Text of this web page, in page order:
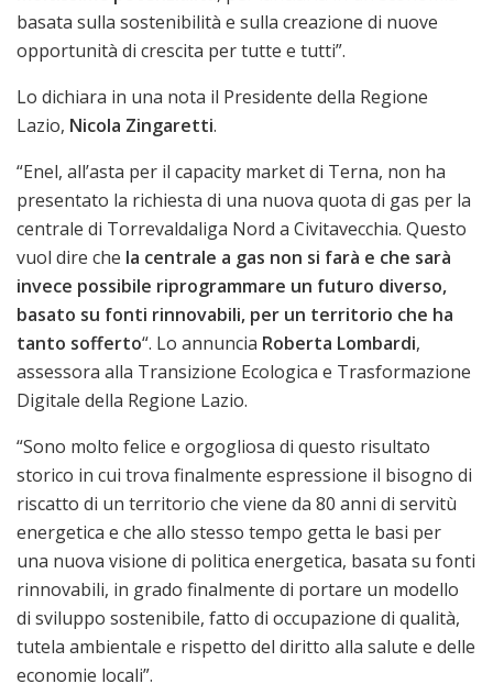
basata sulla sostenibilità e sulla creazione di nuove
opportunità di crescita per tutte e tutti”.
Lo dichiara in una nota il Presidente della Regione
Lazio, Nicola Zingaretti.
“Enel, all’asta per il capacity market di Terna, non ha
presentato la richiesta di una nuova quota di gas per la
centrale di Torrevaldaliga Nord a Civitavecchia. Questo
vuol dire che la centrale a gas non si farà e che sarà
invece possibile riprogrammare un futuro diverso,
basato su fonti rinnovabili, per un territorio che ha
tanto sofferto“. Lo annuncia Roberta Lombardi,
assessora alla Transizione Ecologica e Trasformazione
Digitale della Regione Lazio.
“Sono molto felice e orgogliosa di questo risultato
storico in cui trova finalmente espressione il bisogno di
riscatto di un territorio che viene da 80 anni di servitù
energetica e che allo stesso tempo getta le basi per
una nuova visione di politica energetica, basata su fonti
rinnovabili, in grado finalmente di portare un modello
di sviluppo sostenibile, fatto di occupazione di qualità,
tutela ambientale e rispetto del diritto alla salute e delle
economie locali”.